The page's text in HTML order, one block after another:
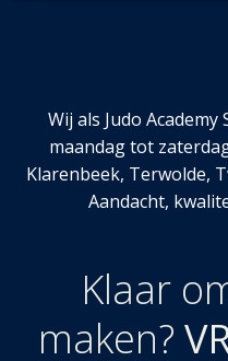
Wij als Judo
maandag tot
Klarenbeek, Terwolde,
Aandacht,
Klaar
maken?